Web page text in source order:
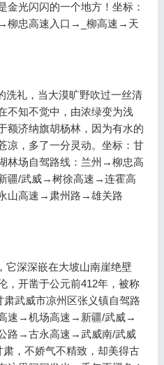
金光闪闪的一个地方！坐标：
柳忠高速入口→_柳高速→天
礼，当大漠旷野吹过一丝清
不知不觉中，由浓绿变为浅
额济纳旗胡杨林，因为有水的
凉，多了一分灵动。坐标：甘
林场自驾路线：兰州→柳忠高
疆/武威→树徐高速→连霍高
山高速→肃州路→雄关路
深深嵌在大坡山南崖绝壁
，开凿于公元前412年，被称
肃武威市凉州区张义镇自驾路
速→机场高速→新疆/武威→
路→古永高速→武威南/武威
，不娇气不精致，却美得古